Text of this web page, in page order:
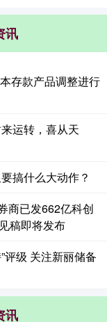
讯
存款产品调整进行
运转，喜从天
搞什么大动作？
商已发662亿科创
稿即将发布
评级 关注新丽储备
讯